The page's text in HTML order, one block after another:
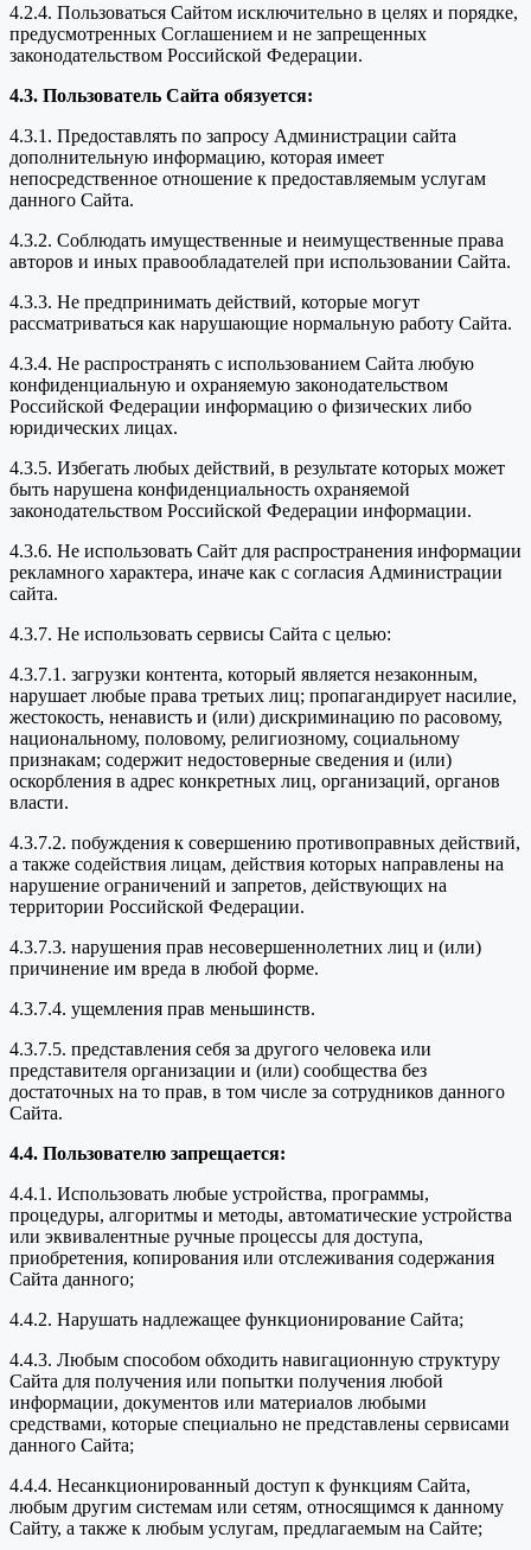
4.2.4. Пользоваться Сайтом исключительно в целях и порядке,
предусмотренных Соглашением и не запрещенных
законодательством Российской Федерации.
4.3. Пользователь Сайта обязуется:
4.3.1. Предоставлять по запросу Администрации сайта
дополнительную информацию, которая имеет
непосредственное отношение к предоставляемым услугам
данного Сайта.
4.3.2. Соблюдать имущественные и неимущественные права
авторов и иных правообладателей при использовании Сайта.
4.3.3. Не предпринимать действий, которые могут
рассматриваться как нарушающие нормальную работу Сайта.
4.3.4. Не распространять с использованием Сайта любую
конфиденциальную и охраняемую законодательством
Российской Федерации информацию о физических либо
юридических лицах.
4.3.5. Избегать любых действий, в результате которых может
быть нарушена конфиденциальность охраняемой
законодательством Российской Федерации информации.
4.3.6. Не использовать Сайт для распространения информации
рекламного характера, иначе как с согласия Администрации
сайта.
4.3.7. Не использовать сервисы Сайта с целью:
4.3.7.1. загрузки контента, который является незаконным,
нарушает любые права третьих лиц; пропагандирует насилие,
жестокость, ненависть и (или) дискриминацию по расовому,
национальному, половому, религиозному, социальному
признакам; содержит недостоверные сведения и (или)
оскорбления в адрес конкретных лиц, организаций, органов
власти.
4.3.7.2. побуждения к совершению противоправных действий,
а также содействия лицам, действия которых направлены на
нарушение ограничений и запретов, действующих на
территории Российской Федерации.
4.3.7.3. нарушения прав несовершеннолетних лиц и (или)
причинение им вреда в любой форме.
4.3.7.4. ущемления прав меньшинств.
4.3.7.5. представления себя за другого человека или
представителя организации и (или) сообщества без
достаточных на то прав, в том числе за сотрудников данного
Сайта.
4.4. Пользователю запрещается:
4.4.1. Использовать любые устройства, программы,
процедуры, алгоритмы и методы, автоматические устройства
или эквивалентные ручные процессы для доступа,
приобретения, копирования или отслеживания содержания
Сайта данного;
4.4.2. Нарушать надлежащее функционирование Сайта;
4.4.3. Любым способом обходить навигационную структуру
Сайта для получения или попытки получения любой
информации, документов или материалов любыми
средствами, которые специально не представлены сервисами
данного Сайта;
4.4.4. Несанкционированный доступ к функциям Сайта,
любым другим системам или сетям, относящимся к данному
Сайту, а также к любым услугам, предлагаемым на Сайте;